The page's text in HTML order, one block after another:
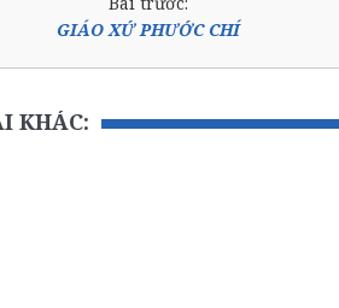
GIÁO XỨ PHƯỚC CHÍ
KHÁC: